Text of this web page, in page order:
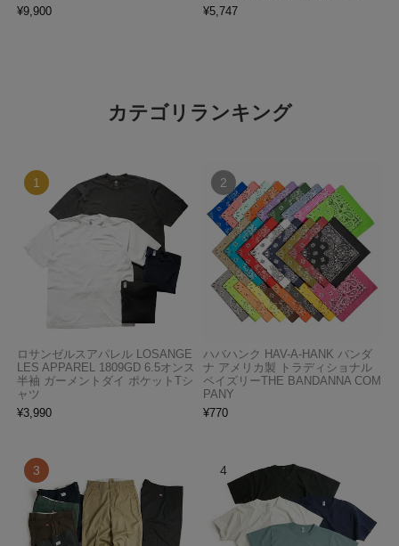
¥9,900
¥5,747
カテゴリランキング
ロサンゼルスアパレル LOSANGE
LES APPAREL 1809GD 6.5オンス
半袖 ガーメントダイ ポケットTシ
ャツ
¥3,990
ハバハンク HAV-A-HANK バンダ
ナ アメリカ製 トラディショナル
ペイズリーTHE BANDANNA COM
PANY
¥770